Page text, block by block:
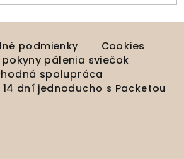
podmienky
Cookies
pálenia sviečok
spolupráca
dní jednoducho s Packetou